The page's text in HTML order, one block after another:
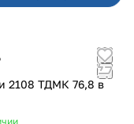
2108 ТДМК 76,8 в